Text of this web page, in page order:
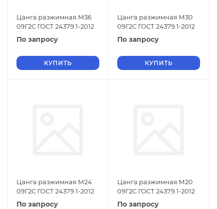
Цанга разжимная М36
09Г2С ГОСТ 24379.1-2012
По запросу
КУПИТЬ
Цанга разжимная М30
09Г2С ГОСТ 24379.1-2012
По запросу
КУПИТЬ
Цанга разжимная М24
09Г2С ГОСТ 24379.1-2012
По запросу
Цанга разжимная М20
09Г2С ГОСТ 24379.1-2012
По запросу